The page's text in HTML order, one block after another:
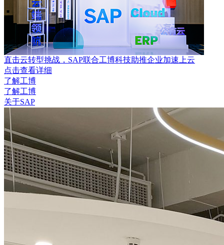
直击云转型挑战，SAP联合工博科技助推企业加速上云
点击查看详细
了解工博
了解工博
关于SAP